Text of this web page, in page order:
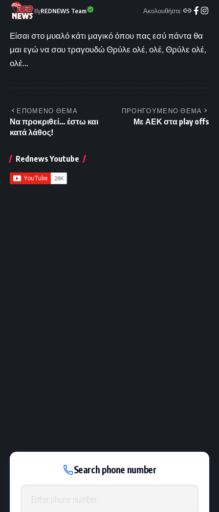
ByREDNEWS Team Ακολουθήστε:
Είσαι στο μυαλό κάτι μαγικό όπου πας εσύ πάντα θα
μαι εγώ να σου τραγουδώ Θρύλε ολέ, ολέ, Θρύλε ολέ,
ολέ...
ΕΠΟΜΕΝΟ ΘΕΜΑ
Να προκριθεί… έστω και
κατά λάθος!
ΠΡΟΗΓΟΥΜΕΝΟ ΘΕΜΑ
Με ΑΕΚ στα play offs
Rednews Youtube
Search phone number
Phone number